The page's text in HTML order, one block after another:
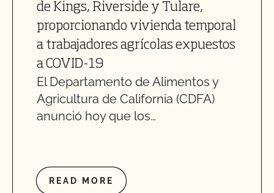
de Kings, Riverside y Tulare,
proporcionando vivienda temporal
a trabajadores agrícolas expuestos
a COVID-19
El Departamento de Alimentos y
Agricultura de California (CDFA)
anunció hoy que los…
READ MORE